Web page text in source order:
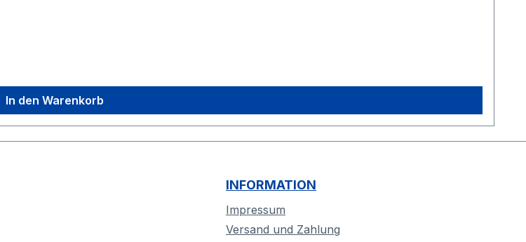
In den Warenkorb
INFORMATION
Impressum
Versand und Zahlung